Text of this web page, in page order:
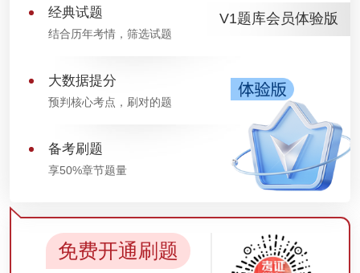
经典试题
结合历年考情，筛选试题
大数据提分
预判核心考点，刷对的题
备考刷题
享50%章节题量
V1题库会员体验版
免费开通刷题